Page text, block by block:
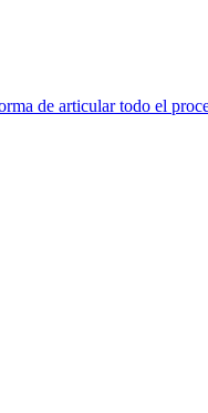
de articular todo el